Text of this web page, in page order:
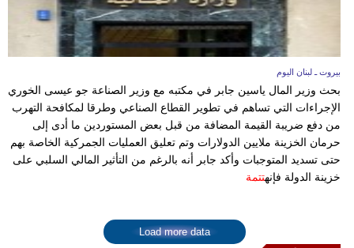
بيروت ـ لبنان اليوم
بحث وزير المال ياسين جابر في مكتبه مع وزير الصناعة جو عيسى الخوري
الإجراءات التي تساهم في تطوير القطاع الصناعي وطرقا لمكافحة التهرب
من دفع ضريبة القيمة المضافة من قبل بعض المستوردين ما أدى إلى
حرمان الخزينة ملايين الدولارات وتم تعليق العمليات الجمركية الخاصة بهم
حتى تسديد المتوجبات وأكد جابر أنه بالرغم من التأثير المالي السلبي على
خزينة الدولة فإنهتتمة
Load more data